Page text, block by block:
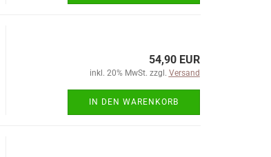
54,90 EUR
inkl. 20% MwSt. zzgl. Versand
IN DEN WARENKORB